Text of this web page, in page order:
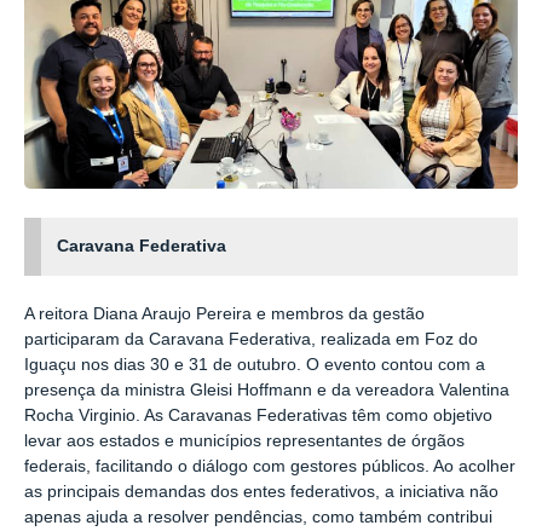
Caravana Federativa
A reitora Diana Araujo Pereira e membros da gestão
participaram da Caravana Federativa, realizada em Foz do
Iguaçu nos dias 30 e 31 de outubro. O evento contou com a
presença da ministra Gleisi Hoffmann e da vereadora Valentina
Rocha Virginio. As Caravanas Federativas têm como objetivo
levar aos estados e municípios representantes de órgãos
federais, facilitando o diálogo com gestores públicos. Ao acolher
as principais demandas dos entes federativos, a iniciativa não
apenas ajuda a resolver pendências, como também contribui